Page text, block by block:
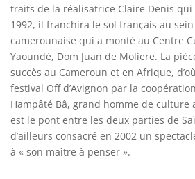
traits de la réalisatrice Claire Denis qui
1992, il franchira le sol français au
camerounaise qui a monté au Centre
Yaoundé, Dom Juan de Moliere. La
succès au Cameroun et en Afrique,
festival Off d’Avignon par la
Hampâté Bâ, grand homme de culture
est le pont entre les deux parties de
d’ailleurs consacré en 2002 un
à « son maître à penser ».